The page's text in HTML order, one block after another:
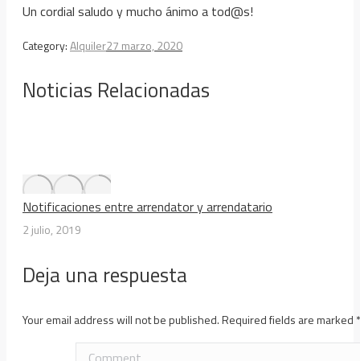
Un cordial saludo y mucho ánimo a tod@s!
Category:Alquiler27 marzo, 2020
Noticias Relacionadas
Notificaciones entre arrendator y arrendatario
2 julio, 2019
Deja una respuesta
Your email address will not be published. Required fields are marked *